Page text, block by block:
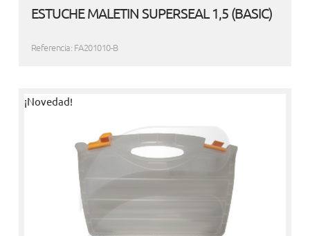
ESTUCHE MALETIN SUPERSEAL 1,5 (BASIC)
Referencia: FA201010-B
¡Novedad!